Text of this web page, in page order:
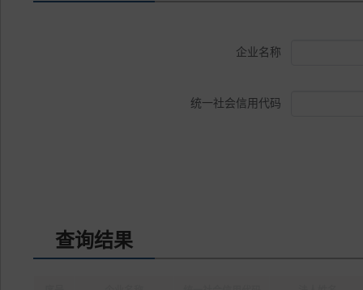
企业名称
统一社会信用代码
查询结果